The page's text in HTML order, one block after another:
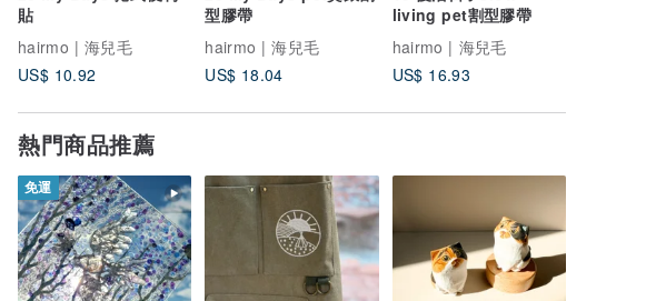
貼
hairmo | 海兒毛
US$ 10.92
型膠帶
hairmo | 海兒毛
US$ 18.04
living pet割型膠帶
hairmo | 海兒毛
US$ 16.93
熱門商品推薦
免運